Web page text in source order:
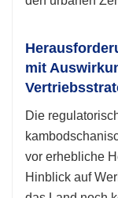
mit
Die
vor erhebliche
Hinblick auf